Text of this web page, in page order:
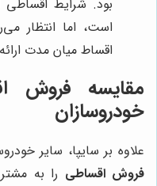
بود. شرایط اقساطی
است، اما انتظار
اقساط میان مدت
مقایسه فروش
خودروسازان
علاوه بر سایپا، سایر
فروش اقساطی را به